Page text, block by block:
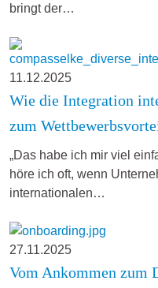
bringt der…
11.12.2025
Wie die Integration
zum
„Das habe ich mir viel
höre ich oft, wenn
internationalen…
27.11.2025
Vom Ankommen zum